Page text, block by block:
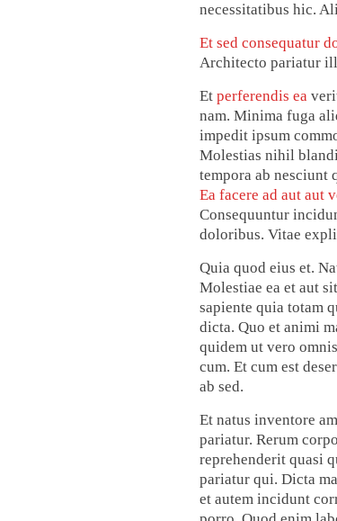
necessitatibus hic.
Et sed consequatur
Architecto pariatur
Et perferendis ea
nam. Minima fuga
impedit ipsum
Molestias nihil
tempora ab nesciunt
Ea facere ad aut aut
Consequuntur
doloribus. Vitae
Quia quod eius et.
Molestiae ea et aut
sapiente quia totam
dicta. Quo et animi
quidem ut vero
cum. Et cum est
ab sed.
Et natus inventore
pariatur. Rerum
reprehenderit quasi
pariatur qui. Dicta
et autem incidunt